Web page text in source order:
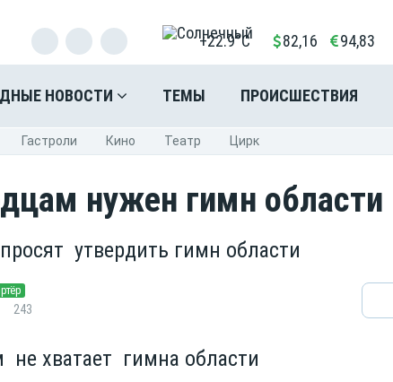
+22.9°C 82,16 94,83
НОВОСТИ ТЕМЫ ПРОИСШЕСТВИЯ
Гастроли Кино Театр Цирк
нужен гимн области
утвердить гимн области
243
не хватает гимна области